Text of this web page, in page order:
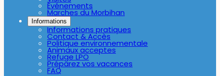
Événements
Marches du Morbihan
Informations
Informations pratiques
Contact & Accès
Politique environnementale
Animaux acceptes
Refuge LPO
Préparez vos vacances
FAQ